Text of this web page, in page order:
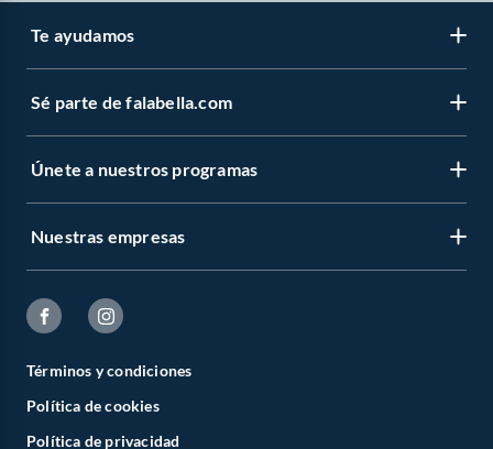
Te ayudamos
Sé parte de falabella.com
Únete a nuestros programas
Nuestras empresas
Términos y condiciones
Política de cookies
Política de privacidad